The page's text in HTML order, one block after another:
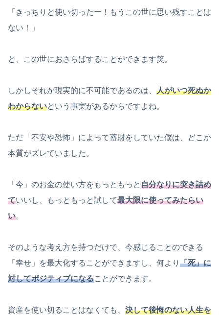
「きっちりと使い切ったー！もうこの世に思い残すことは
ない！」
と、この世におさらばすることができます笑。
しかしそれが現実的に不可能であるのは、 人がいつ死ぬか
わからないという事実があるからですよね。
ただ「不安や恐怖」によって蓄財をしていた僕は、どこか
本質がズレていました。
「今」のお金の使い方をもっともっと自分なりに突き詰め
ていいし、もっともっと試して最大限に使ってみたらい
い。
そのような考え方を持つだけで、今感じることのできる
「幸せ」を最大化することができますし、何より 「死」に
対してポジティブになることができます。
資産を使い切ることはなくても、 決して後悔のない人生を